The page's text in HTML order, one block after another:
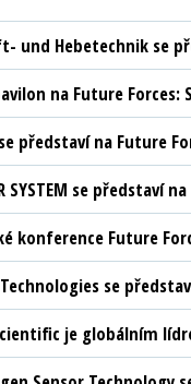
und Hebetechnik se
na Future
se představí na Future
SYSTEM se představí
konference Future
Technologies se
je globálním